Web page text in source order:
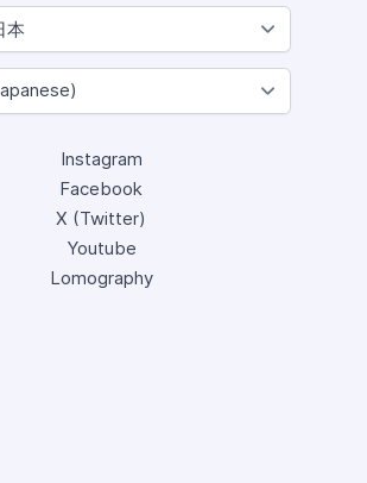
Instagram
Facebook
X (Twitter)
Youtube
Lomography